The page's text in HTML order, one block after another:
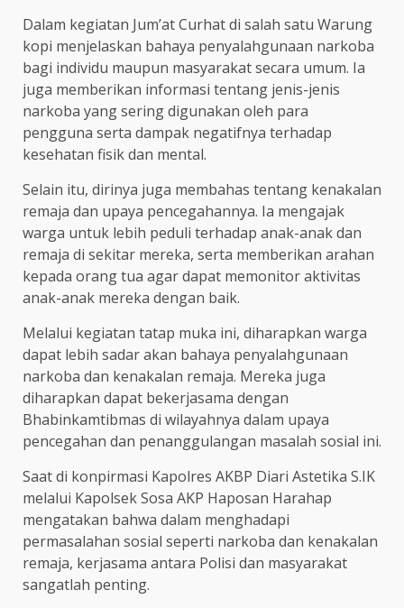
Dalam kegiatan Jum’at Curhat di salah satu Warung
kopi menjelaskan bahaya penyalahgunaan narkoba
bagi individu maupun masyarakat secara umum. Ia
juga memberikan informasi tentang jenis-jenis
narkoba yang sering digunakan oleh para
pengguna serta dampak negatifnya terhadap
kesehatan fisik dan mental.
Selain itu, dirinya juga membahas tentang kenakalan
remaja dan upaya pencegahannya. Ia mengajak
warga untuk lebih peduli terhadap anak-anak dan
remaja di sekitar mereka, serta memberikan arahan
kepada orang tua agar dapat memonitor aktivitas
anak-anak mereka dengan baik.
Melalui kegiatan tatap muka ini, diharapkan warga
dapat lebih sadar akan bahaya penyalahgunaan
narkoba dan kenakalan remaja. Mereka juga
diharapkan dapat bekerjasama dengan
Bhabinkamtibmas di wilayahnya dalam upaya
pencegahan dan penanggulangan masalah sosial ini.
Saat di konpirmasi Kapolres AKBP Diari Astetika S.IK
melalui Kapolsek Sosa AKP Haposan Harahap
mengatakan bahwa dalam menghadapi
permasalahan sosial seperti narkoba dan kenakalan
remaja, kerjasama antara Polisi dan masyarakat
sangatlah penting.